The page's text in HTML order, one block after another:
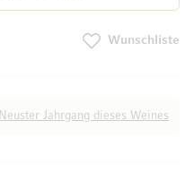
Neuster Jahrgang dieses Weines
Wunschliste